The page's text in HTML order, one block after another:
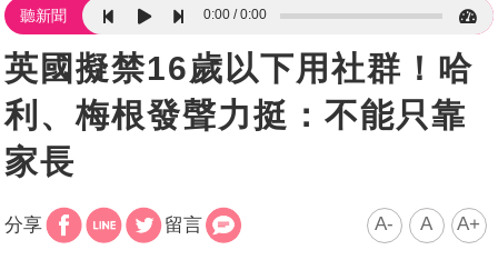
聽新聞 0:00 0:00
英國擬禁16歲以下用社群！哈
利、梅根發聲力挺：不能只靠
家長
分享 留言 A- A A+